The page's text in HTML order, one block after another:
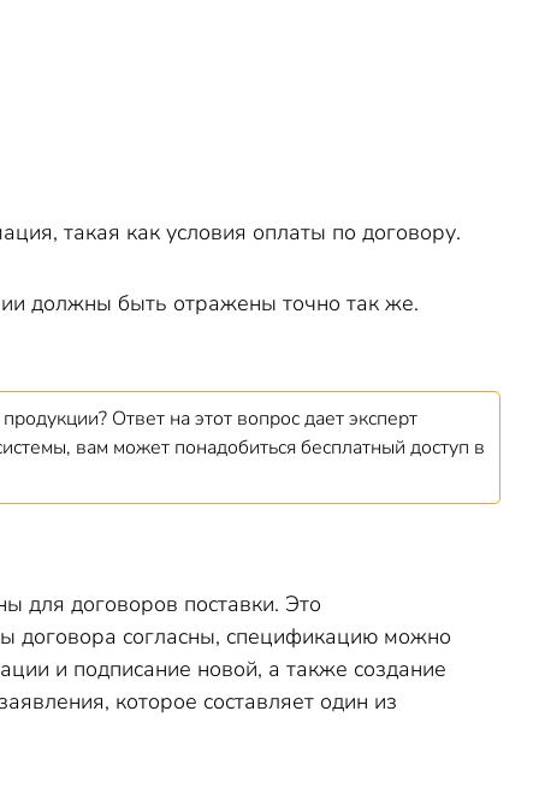
такая как условия оплаты по договору.
должны быть отражены точно так же.
Ответ на этот вопрос дает эксперт
вам может понадобиться бесплатный доступ в
для договоров поставки. Это
договора согласны, спецификацию можно
и подписание новой, а также создание
которое составляет один из